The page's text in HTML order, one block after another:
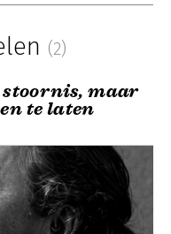
(2)
stoornis, maar
te laten